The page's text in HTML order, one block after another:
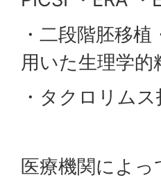
・二段階胚移
用いた生理学的
・タクロリム
医療機関によ